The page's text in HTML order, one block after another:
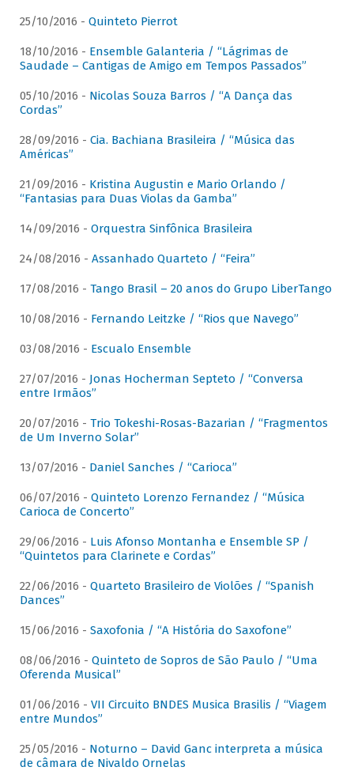
25/10/2016 - Quinteto Pierrot
18/10/2016 - Ensemble Galanteria / “Lágrimas de
Saudade – Cantigas de Amigo em Tempos Passados”
05/10/2016 - Nicolas Souza Barros / “A Dança das
Cordas”
28/09/2016 - Cia. Bachiana Brasileira / “Música das
Américas”
21/09/2016 - Kristina Augustin e Mario Orlando /
“Fantasias para Duas Violas da Gamba”
14/09/2016 - Orquestra Sinfônica Brasileira
24/08/2016 - Assanhado Quarteto / “Feira”
17/08/2016 - Tango Brasil – 20 anos do Grupo LiberTango
10/08/2016 - Fernando Leitzke / “Rios que Navego”
03/08/2016 - Escualo Ensemble
27/07/2016 - Jonas Hocherman Septeto / “Conversa
entre Irmãos”
20/07/2016 - Trio Tokeshi-Rosas-Bazarian / “Fragmentos
de Um Inverno Solar”
13/07/2016 - Daniel Sanches / “Carioca”
06/07/2016 - Quinteto Lorenzo Fernandez / “Música
Carioca de Concerto”
29/06/2016 - Luis Afonso Montanha e Ensemble SP /
“Quintetos para Clarinete e Cordas”
22/06/2016 - Quarteto Brasileiro de Violões / “Spanish
Dances”
15/06/2016 - Saxofonia / “A História do Saxofone”
08/06/2016 - Quinteto de Sopros de São Paulo / “Uma
Oferenda Musical”
01/06/2016 - VII Circuito BNDES Musica Brasilis / “Viagem
entre Mundos”
25/05/2016 - Noturno – David Ganc interpreta a música
de câmara de Nivaldo Ornelas